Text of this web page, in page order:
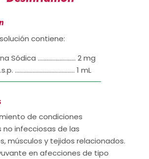
contiene:
Sódica …………………….. 2 mg
………………………………….. 1 mL
de condiciones
infecciosas de las
músculos y tejidos relacionados.
en afecciones de tipo